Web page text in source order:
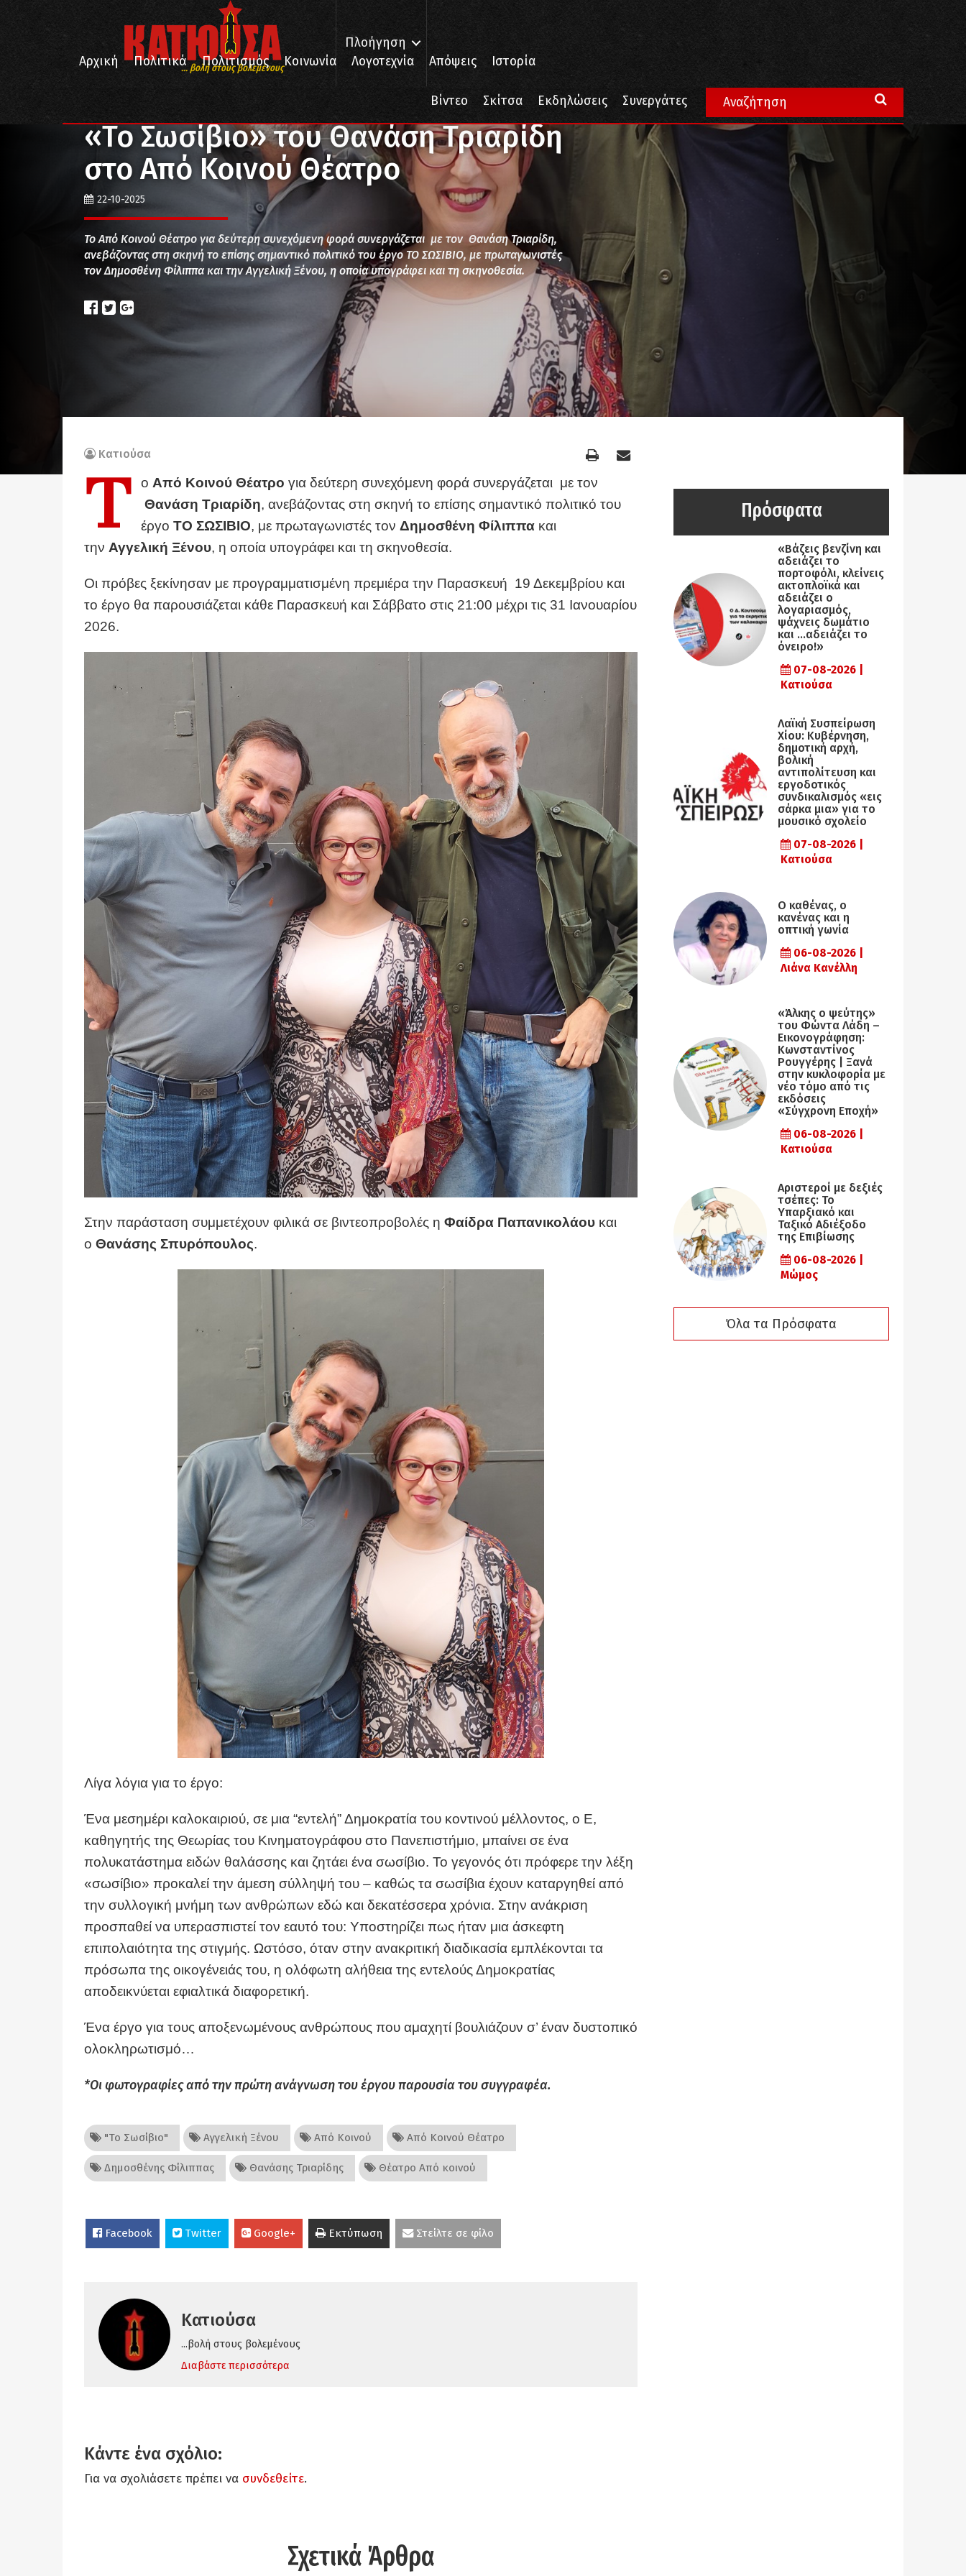
... βολή στους βολεμένους
Πλοήγηση
Αρχική
Πολιτικά Πολιτισμός Κοινωνία Λογοτεχνία Απόψεις Ιστορία
Βίντεο Σκίτσα Εκδηλώσεις Συνεργάτες
Πολιτισμός «Το Σωσίβιο» του Θανάση Τριαρίδη στο Από Κοινού Θέατρο
«Το Σωσίβιο» του Θανάση Τριαρίδη
στο Από Κοινού Θέατρο
22-10-2025
Το Από Κοινού Θέατρο για δεύτερη συνεχόμενη φορά συνεργάζεται με τον Θανάση Τριαρίδη,
ανεβάζοντας στη σκηνή το επίσης σημαντικό πολιτικό του έργο ΤΟ ΣΩΣΙΒΙΟ, με πρωταγωνιστές
τον Δημοσθένη Φίλιππα και την Αγγελική Ξένου, η οποία υπογράφει και τη σκηνοθεσία.
Κατιούσα
Τ ο Από Κοινού Θέατρο για δεύτερη συνεχόμενη φορά συνεργάζεται με τον
Θανάση Τριαρίδη, ανεβάζοντας στη σκηνή το επίσης σημαντικό πολιτικό του
έργο ΤΟ ΣΩΣΙΒΙΟ, με πρωταγωνιστές τον Δημοσθένη Φίλιππα και
την Αγγελική Ξένου, η οποία υπογράφει και τη σκηνοθεσία.
Οι πρόβες ξεκίνησαν με προγραμματισμένη πρεμιέρα την Παρασκευή 19 Δεκεμβρίου και
το έργο θα παρουσιάζεται κάθε Παρασκευή και Σάββατο στις 21:00 μέχρι τις 31 Ιανουαρίου
2026.
Στην παράσταση συμμετέχουν φιλικά σε βιντεοπροβολές η Φαίδρα Παπανικολάου και
ο Θανάσης Σπυρόπουλος.
Λίγα λόγια για το έργο:
Ένα μεσημέρι καλοκαιριού, σε μια “εντελή” Δημοκρατία του κοντινού μέλλοντος, ο Ε,
καθηγητής της Θεωρίας του Κινηματογράφου στο Πανεπιστήμιο, μπαίνει σε ένα
πολυκατάστημα ειδών θαλάσσης και ζητάει ένα σωσίβιο. Το γεγονός ότι πρόφερε την λέξη
«σωσίβιο» προκαλεί την άμεση σύλληψή του – καθώς τα σωσίβια έχουν καταργηθεί από
την συλλογική μνήμη των ανθρώπων εδώ και δεκατέσσερα χρόνια. Στην ανάκριση
προσπαθεί να υπερασπιστεί τον εαυτό του: Υποστηρίζει πως ήταν μια άσκεφτη
επιπολαιότητα της στιγμής. Ωστόσο, όταν στην ανακριτική διαδικασία εμπλέκονται τα
πρόσωπα της οικογένειάς του, η ολόφωτη αλήθεια της εντελούς Δημοκρατίας
αποδεικνύεται εφιαλτικά διαφορετική.
Ένα έργο για τους αποξενωμένους ανθρώπους που αμαχητί βουλιάζουν σ’ έναν δυστοπικό
ολοκληρωτισμό…
*Οι φωτογραφίες από την πρώτη ανάγνωση του έργου παρουσία του συγγραφέα.
"Το Σωσίβιο" Αγγελική Ξένου Από Κοινού Από Κοινού Θέατρο
Δημοσθένης Φίλιππας Θανάσης Τριαρίδης Θέατρο Από κοινού
Facebook Twitter Google+ Εκτύπωση Στείλτε σε φίλο
Κατιούσα
...βολή στους βολεμένους
Διαβάστε περισσότερα
Κάντε ένα σχόλιο:
Για να σχολιάσετε πρέπει να συνδεθείτε.
Σχετικά Άρθρα
Πρόσφατα
«Βάζεις βενζίνη και
αδειάζει το
πορτοφόλι, κλείνεις
ακτοπλοϊκά και
αδειάζει ο
λογαριασμός,
ψάχνεις δωμάτιο
και …αδειάζει το
όνειρο!»
07-08-2026 |
Κατιούσα
Λαϊκή Συσπείρωση
Χίου: Κυβέρνηση,
δημοτική αρχή,
βολική
αντιπολίτευση και
εργοδοτικός
συνδικαλισμός «εις
σάρκα μια» για το
μουσικό σχολείο
07-08-2026 |
Κατιούσα
Ο καθένας, ο
κανένας και η
οπτική γωνία
06-08-2026 |
Λιάνα Κανέλλη
«Άλκης ο ψεύτης»
του Φώντα Λάδη –
Εικονογράφηση:
Κωνσταντίνος
Ρουγγέρης | Ξανά
στην κυκλοφορία με
νέο τόμο από τις
εκδόσεις
«Σύγχρονη Εποχή»
06-08-2026 |
Κατιούσα
Αριστεροί με δεξιές
τσέπες: Το
Υπαρξιακό και
Ταξικό Αδιέξοδο
της Επιβίωσης
06-08-2026 |
Μώμος
Όλα τα Πρόσφατα